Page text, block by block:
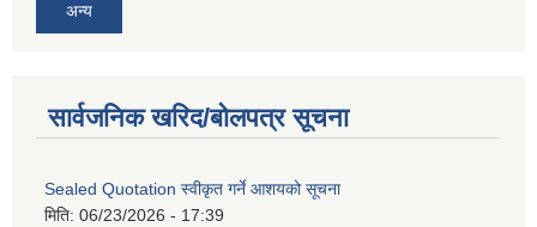
अन्य
सार्वजनिक खरिद/बोलपत्र सूचना
Sealed Quotation स्वीकृत गर्ने आशयको सूचना
मिति: 06/23/2026 - 17:39